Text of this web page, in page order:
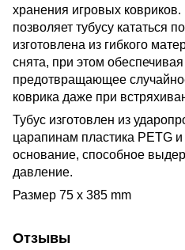
хранения игровых
позволяет тубусу кататься
изготовлена из гибкого
снята, при этом
предотвращающее
коврика даже при
Тубус изготовлен из
царапинам пластика PETG
основание, способное
давление.
Размер 75 x 385 mm
Отзывы